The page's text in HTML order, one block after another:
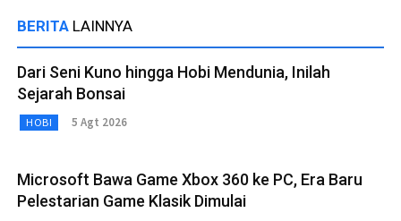
BERITA LAINNYA
Dari Seni Kuno hingga Hobi Mendunia, Inilah
Sejarah Bonsai
HOBI 5 Agt 2026
Microsoft Bawa Game Xbox 360 ke PC, Era Baru
Pelestarian Game Klasik Dimulai